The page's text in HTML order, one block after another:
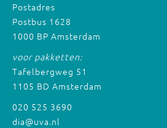
Postadres
Postbus 1628
1000 BP Amsterdam
voor pakketten:
Tafelbergweg 51
1105 BD Amsterdam
020 525 3690
dia@uva.nl